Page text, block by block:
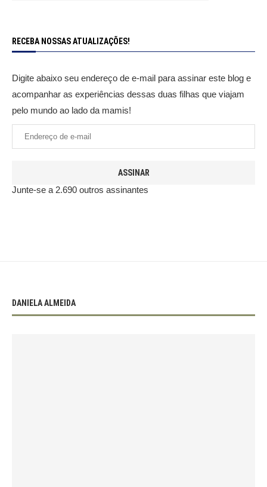
RECEBA NOSSAS ATUALIZAÇÕES!
Digite abaixo seu endereço de e-mail para assinar este blog e
acompanhar as experiências dessas duas filhas que viajam
pelo mundo ao lado da mamis!
ASSINAR
Junte-se a 2.690 outros assinantes
DANIELA ALMEIDA